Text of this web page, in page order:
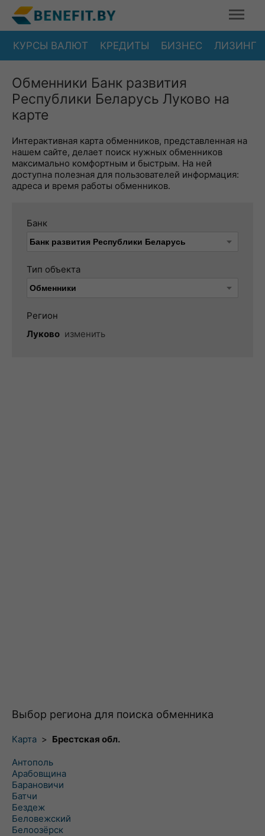
КУРСЫ ВАЛЮТ КРЕДИТЫ БИЗНЕС ЛИЗИНГ
Обменники Банк развития
Республики Беларусь Луково на
карте
Интерактивная карта обменников, представленная на
нашем сайте, делает поиск нужных обменников
максимально комфортным и быстрым. На ней
доступна полезная для пользователей информация:
адреса и время работы обменников.
Банк
Тип объекта
Регион
Луково изменить
Выбор региона для поиска обменника
Карта > Брестская обл.
Антополь
Арабовщина
Барановичи
Батчи
Бездеж
Беловежский
Белоозёрск